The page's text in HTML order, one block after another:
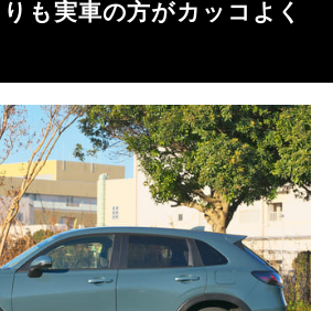
も実車の方がカッコよく